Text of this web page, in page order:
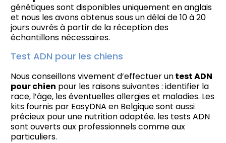
génétiques sont disponibles uniquement en anglais
et nous les avons obtenus sous un délai de 10 à 20
jours ouvrés à partir de la réception des
échantillons nécessaires.
Test ADN pour les chiens
Nous conseillons vivement d’effectuer untest ADN
pour chien pour les raisons suivantes : identifier la
race, l’âge, les éventuelles allergies et maladies. Les
kits fournis par EasyDNA en Belgique sont aussi
précieux pour une nutrition adaptée. les tests ADN
sont ouverts aux professionnels comme aux
particuliers.